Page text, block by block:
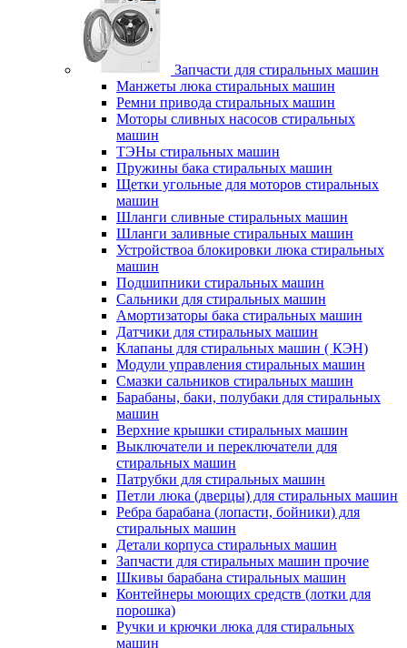
Запчасти для стиральных машин
Манжеты люка стиральных машин
Ремни привода стиральных машин
Моторы сливных насосов стиральных
машин
ТЭНы стиральных машин
Пружины бака стиральных машин
Щетки угольные для моторов стиральных
машин
Шланги сливные стиральных машин
Шланги заливные стиральных машин
Устройствоа блокировки люка стиральных
машин
Подшипники стиральных машин
Сальники для стиральных машин
Амортизаторы бака стиральных машин
Датчики для стиральных машин
Клапаны для стиральных машин ( КЭН)
Модули управления стиральных машин
Смазки сальников стиральных машин
Барабаны, баки, полубаки для стиральных
машин
Верхние крышки стиральных машин
Выключатели и переключатели для
стиральных машин
Патрубки для стиральных машин
Петли люка (дверцы) для стиральных машин
Ребра барабана (лопасти, бойники) для
стиральных машин
Детали корпуса стиральных машин
Запчасти для стиральных машин прочие
Шкивы барабана стиральных машин
Контейнеры моющих средств (лотки для
порошка)
Ручки и крючки люка для стиральных
машин